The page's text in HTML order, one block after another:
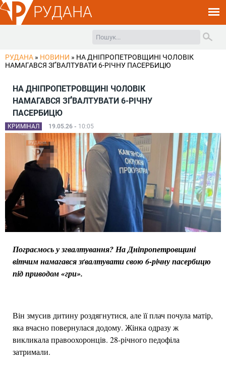
РУДАНА
РУДАНА » НОВИНИ » НА ДНІПРОПЕТРОВЩИНІ ЧОЛОВІК
НАМАГАВСЯ ЗҐВАЛТУВАТИ 6-РІЧНУ ПАСЕРБИЦЮ
НА ДНІПРОПЕТРОВЩИНІ ЧОЛОВІК
НАМАГАВСЯ ЗҐВАЛТУВАТИ 6-РІЧНУ
ПАСЕРБИЦЮ
КРИМІНАЛ 19.05.26 - 10:05
Пограємось у згвалтування? На Дніпропетровщині
вітчим намагався зґвалтувати свою 6-річну пасербицю
під приводом «гри».
Він змусив дитину роздягнутися, але її плач почула матір,
яка вчасно повернулася додому. Жінка одразу ж
викликала правоохоронців. 28-річного педофіла
затримали.